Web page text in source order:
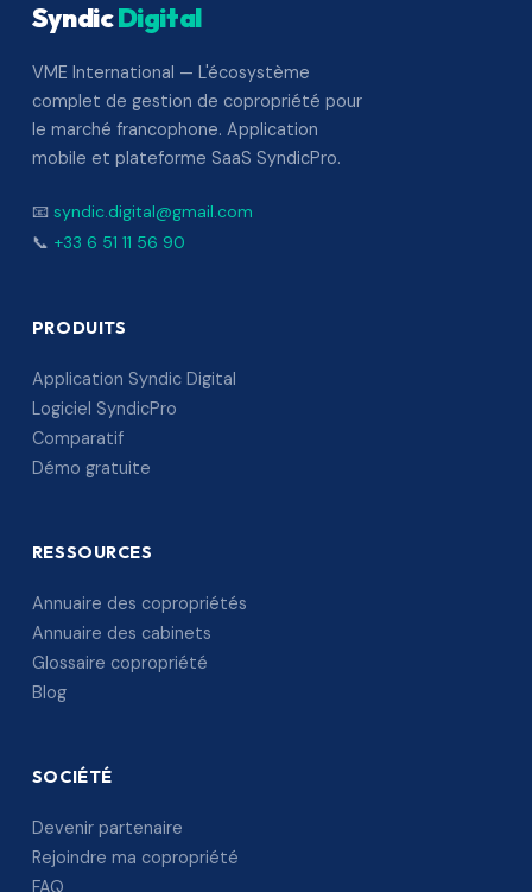
SyndicDigital
VME International — L'écosystème
complet de gestion de copropriété pour
le marché francophone. Application
mobile et plateforme SaaS SyndicPro.
📧 syndic.digital@gmail.com
📞 +33 6 51 11 56 90
PRODUITS
Application Syndic Digital
Logiciel SyndicPro
Comparatif
Démo gratuite
RESSOURCES
Annuaire des copropriétés
Annuaire des cabinets
Glossaire copropriété
Blog
SOCIÉTÉ
Devenir partenaire
Rejoindre ma copropriété
FAQ